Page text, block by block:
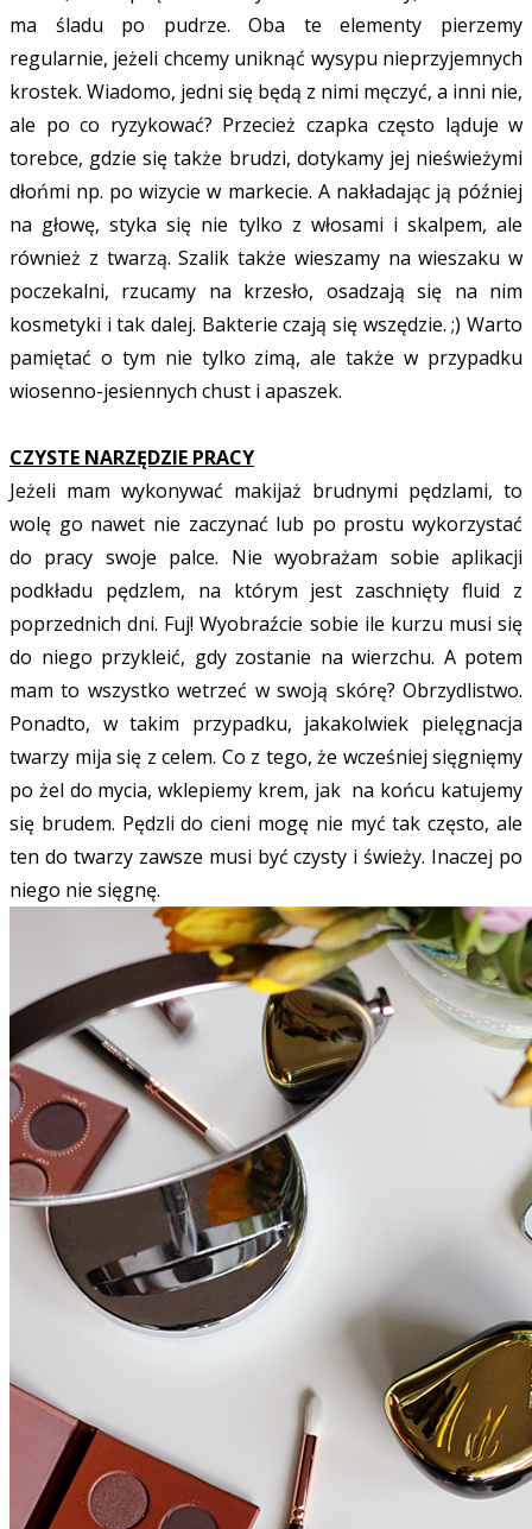
ma śladu po pudrze. Oba te elementy pierzemy
regularnie, jeżeli chcemy uniknąć wysypu nieprzyjemnych
krostek. Wiadomo, jedni się będą z nimi męczyć, a inni nie,
ale po co ryzykować? Przecież czapka często ląduje w
torebce, gdzie się także brudzi, dotykamy jej nieświeżymi
dłońmi np. po wizycie w markecie. A nakładając ją później
na głowę, styka się nie tylko z włosami i skalpem, ale
również z twarzą. Szalik także wieszamy na wieszaku w
poczekalni, rzucamy na krzesło, osadzają się na nim
kosmetyki i tak dalej. Bakterie czają się wszędzie. ;) Warto
pamiętać o tym nie tylko zimą, ale także w przypadku
wiosenno-jesiennych chust i apaszek.
CZYSTE NARZĘDZIE PRACY
Jeżeli mam wykonywać makijaż brudnymi pędzlami, to
wolę go nawet nie zaczynać lub po prostu wykorzystać
do pracy swoje palce. Nie wyobrażam sobie aplikacji
podkładu pędzlem, na którym jest zaschnięty fluid z
poprzednich dni. Fuj! Wyobraźcie sobie ile kurzu musi się
do niego przykleić, gdy zostanie na wierzchu. A potem
mam to wszystko wetrzeć w swoją skórę? Obrzydlistwo.
Ponadto, w takim przypadku, jakakolwiek pielęgnacja
twarzy mija się z celem. Co z tego, że wcześniej sięgnięmy
po żel do mycia, wklepiemy krem, jak na końcu katujemy
się brudem. Pędzli do cieni mogę nie myć tak często, ale
ten do twarzy zawsze musi być czysty i świeży. Inaczej po
niego nie sięgnę.